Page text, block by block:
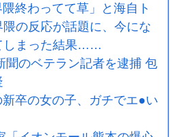
隈終わってて草」と海自ト
の反応が話題に、今にな
しまった結果……
聞のベテラン記者を逮捕 包
新卒の女の子、ガチでエ●い